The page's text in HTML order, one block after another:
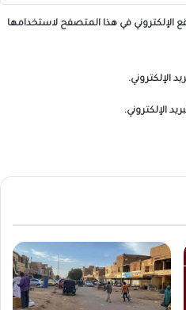
الإلكتروني في هذا المتصفح لاستخدامها
الإلكتروني.
الإلكتروني.